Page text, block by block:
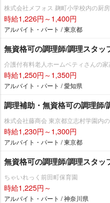
株式会社メフォス 麹町小学校内の厨房
時給1,226円～1,400円
アルバイト・パート / 東京都
無資格可の調理師/調理スタッ
介護付有料老人ホームベティさんの
時給1,250円～1,350円
アルバイト・パート / 愛知県
調理補助・無資格可の調理師/
株式会社藤商会 東京都立志村学園内
時給1,230円～1,300円
アルバイト・パート / 東京都
無資格可の調理師/調理スタッ
ちゃいれっく前田町保育園
時給1,225円～
アルバイト・パート / 神奈川県